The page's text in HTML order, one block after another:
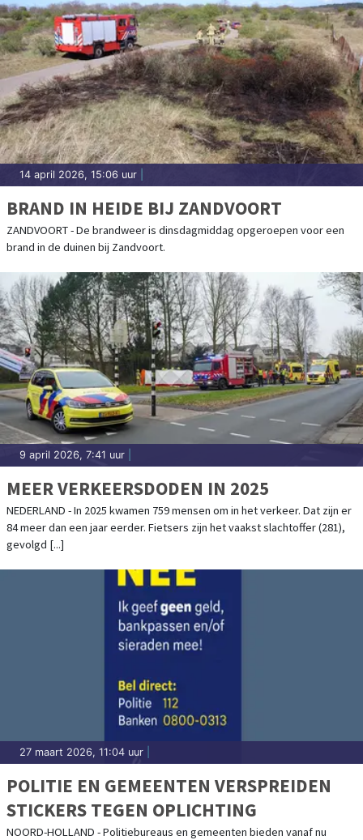
14 april 2026, 15:06 uur
BRAND IN HEIDE BIJ ZANDVOORT
ZANDVOORT - De brandweer is dinsdagmiddag opgeroepen voor een
brand in de duinen bij Zandvoort.
9 april 2026, 7:41 uur
MEER VERKEERSDODEN IN 2025
NEDERLAND - In 2025 kwamen 759 mensen om in het verkeer. Dat zijn er
84 meer dan een jaar eerder. Fietsers zijn het vaakst slachtoffer (281),
gevolgd [...]
27 maart 2026, 11:04 uur
POLITIE EN GEMEENTEN VERSPREIDEN
STICKERS TEGEN OPLICHTING
NOORD-HOLLAND - Politiebureaus en gemeenten bieden vanaf nu